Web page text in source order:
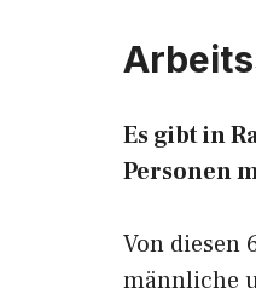
Es gibt in
Personen
Von diesen
männliche